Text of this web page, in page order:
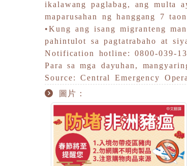
ikalawang paglabag, ang multa
maparusahan ng hanggang 7
•Kung ang isang migranteng
pahintulot sa pagtatrabaho at
Notification hotline: 0800-039-
Para sa mga dayuhan,
Source: Central Emergency
圖片：